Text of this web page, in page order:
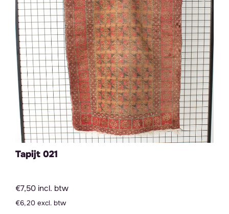
Tapijt 021
€7,50 incl. btw
€6,20 excl. btw